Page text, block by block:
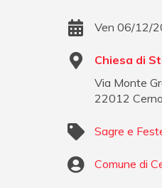
Ven 06/12/
Chiesa di
Via Monte
22012
Sagre e
Comune di